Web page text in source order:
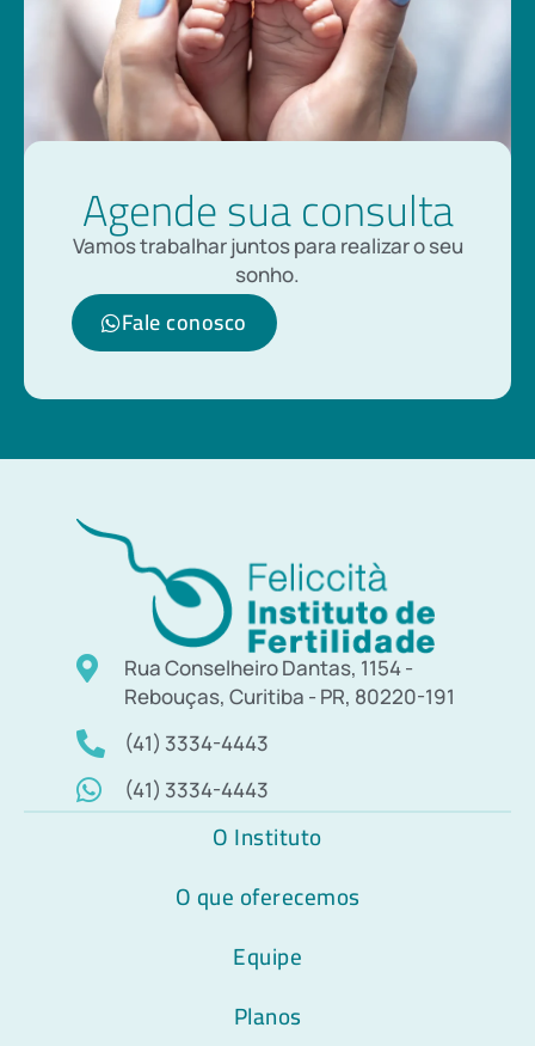
Agende sua consulta
Vamos trabalhar juntos para realizar o seu
sonho.
Fale conosco
Rua Conselheiro Dantas, 1154 -
Rebouças, Curitiba - PR, 80220-191
(41) 3334-4443
(41) 3334-4443
O Instituto
O que oferecemos
Equipe
Planos